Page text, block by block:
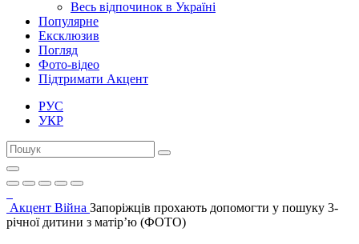
Весь відпочинок в Україні
Популярне
Ексклюзив
Погляд
Фото-відео
Підтримати Акцент
РУС
УКР
Акцент Війна Запоріжців прохають допомогти у пошуку 3-
річної дитини з матір’ю (ФОТО)